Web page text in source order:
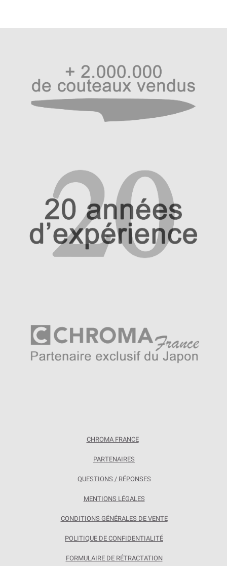
CHROMA FRANCE
PARTENAIRES
QUESTIONS / RÉPONSES
MENTIONS LÉGALES
CONDITIONS GÉNÉRALES DE VENTE
POLITIQUE DE CONFIDENTIALITÉ
FORMULAIRE DE RÉTRACTATION